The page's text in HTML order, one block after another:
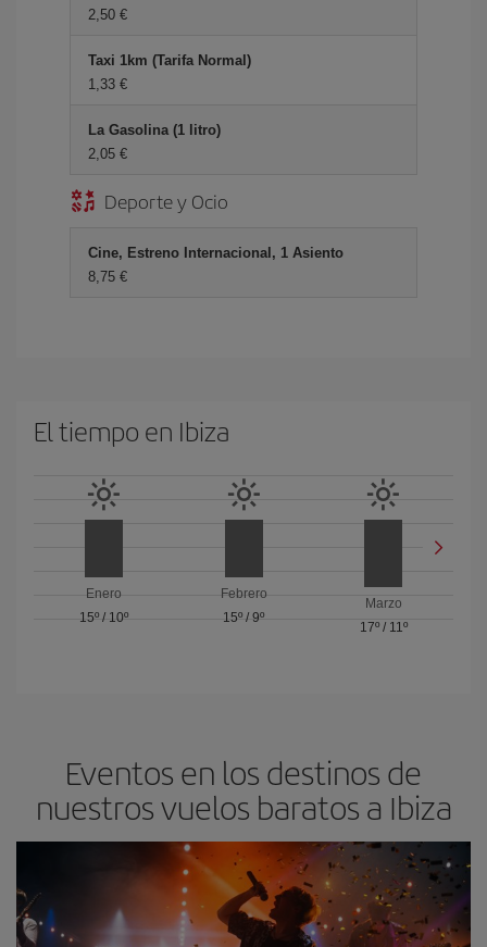
2,50 €
Taxi 1km (Tarifa Normal)
1,33 €
La Gasolina (1 litro)
2,05 €
Deporte y Ocio
Cine, Estreno Internacional, 1 Asiento
8,75 €
El tiempo en Ibiza
Enero
15º/ 10º
Febrero
15º / 9º
Marzo
17º/ 11º
Eventos en los destinos de
nuestros vuelos baratos a Ibiza